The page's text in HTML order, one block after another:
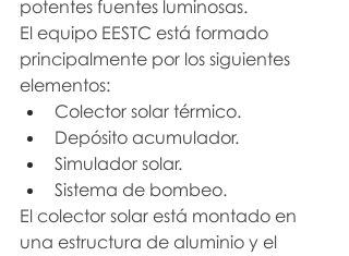
potentes fuentes luminosas.
El equipo EESTC está formado
principalmente por los siguientes
elementos:
Colector solar térmico.
Depósito acumulador.
Simulador solar.
Sistema de bombeo.
El colector solar está montado en
una estructura de aluminio y el